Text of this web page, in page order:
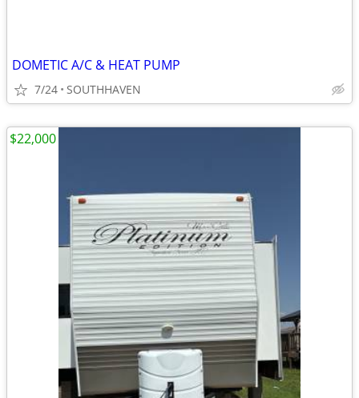
DOMETIC A/C & HEAT PUMP
7/24 SOUTHHAVEN
$22,000